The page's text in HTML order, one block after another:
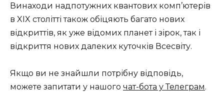
Винаходи надпотужних квантових комп’ютерів
в XIX столітті також обіцяють багато нових
відкриттів, як уже відомих планет і зірок, так і
відкриття нових далеких куточків Всесвіту.
Якщо ви не знайшли потрібну відповідь,
можете запитати у нашого чат-бота у Телеграм.